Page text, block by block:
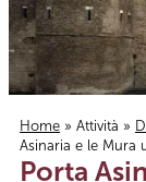
Tu sei qui
Home » Attività »
Asinaria e le Mura
Porta